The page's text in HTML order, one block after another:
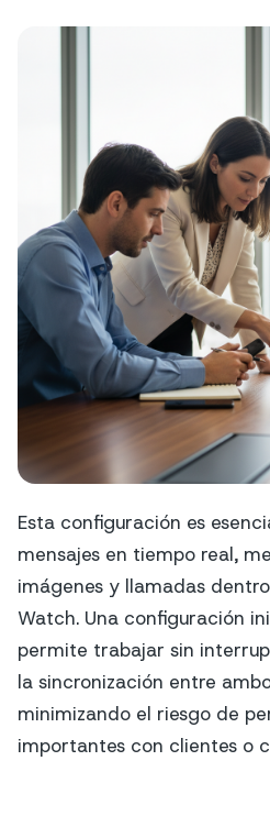
Esta configuración es
mensajes en tiempo real,
imágenes y llamadas
Watch. Una configuración
permite trabajar sin
la sincronización entre
minimizando el riesgo de
importantes con clientes o